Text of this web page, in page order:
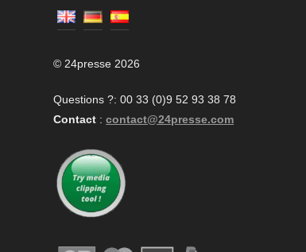
© 24presse 2026
Questions ?: 00 33 (0)9 52 93 38 78
Contact : contact@24presse.com